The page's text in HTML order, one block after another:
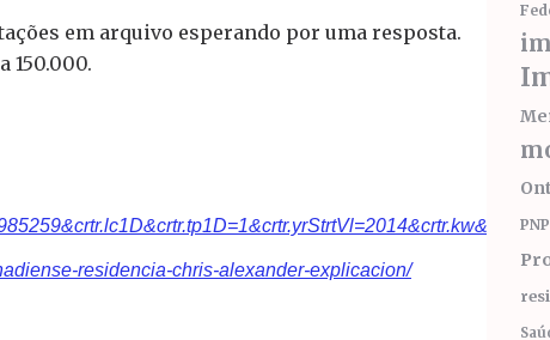
em arquivo esperando por uma resposta.
150.000.
residencia-chris-alexander-explicacion/
PNP